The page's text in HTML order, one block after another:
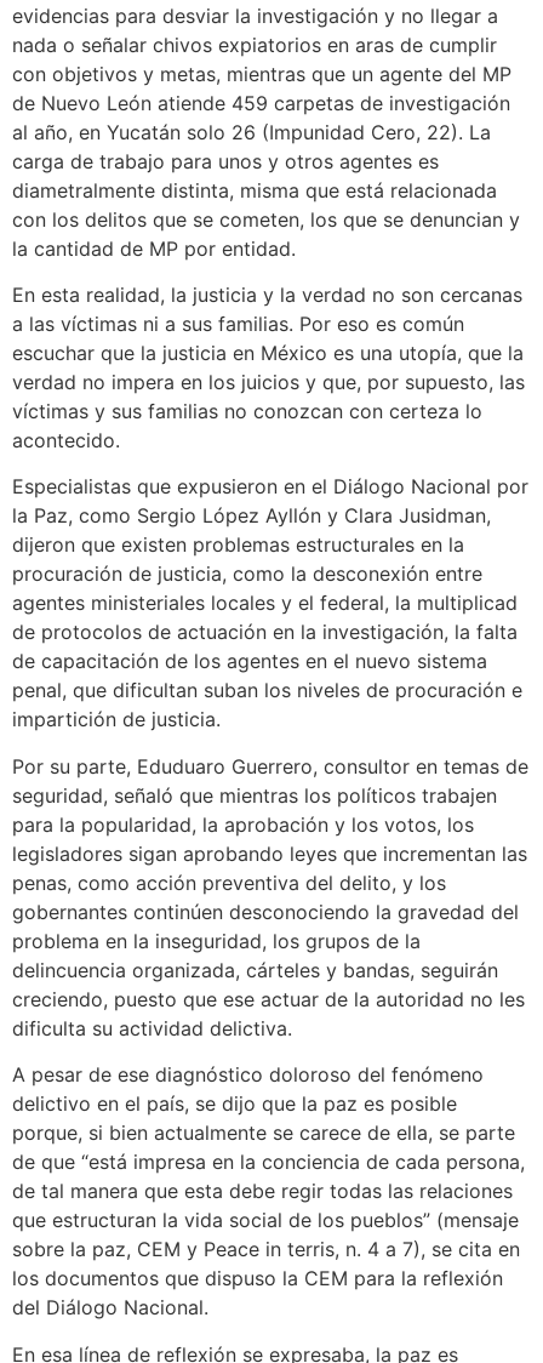
evidencias para desviar la investigación y no llegar a
nada o señalar chivos expiatorios en aras de cumplir
con objetivos y metas, mientras que un agente del MP
de Nuevo León atiende 459 carpetas de investigación
al año, en Yucatán solo 26 (Impunidad Cero, 22). La
carga de trabajo para unos y otros agentes es
diametralmente distinta, misma que está relacionada
con los delitos que se cometen, los que se denuncian y
la cantidad de MP por entidad.
En esta realidad, la justicia y la verdad no son cercanas
a las víctimas ni a sus familias. Por eso es común
escuchar que la justicia en México es una utopía, que la
verdad no impera en los juicios y que, por supuesto, las
víctimas y sus familias no conozcan con certeza lo
acontecido.
Especialistas que expusieron en el Diálogo Nacional por
la Paz, como Sergio López Ayllón y Clara Jusidman,
dijeron que existen problemas estructurales en la
procuración de justicia, como la desconexión entre
agentes ministeriales locales y el federal, la multiplicad
de protocolos de actuación en la investigación, la falta
de capacitación de los agentes en el nuevo sistema
penal, que dificultan suban los niveles de procuración e
impartición de justicia.
Por su parte, Eduduaro Guerrero, consultor en temas de
seguridad, señaló que mientras los políticos trabajen
para la popularidad, la aprobación y los votos, los
legisladores sigan aprobando leyes que incrementan las
penas, como acción preventiva del delito, y los
gobernantes continúen desconociendo la gravedad del
problema en la inseguridad, los grupos de la
delincuencia organizada, cárteles y bandas, seguirán
creciendo, puesto que ese actuar de la autoridad no les
dificulta su actividad delictiva.
A pesar de ese diagnóstico doloroso del fenómeno
delictivo en el país, se dijo que la paz es posible
porque, si bien actualmente se carece de ella, se parte
de que “está impresa en la conciencia de cada persona,
de tal manera que esta debe regir todas las relaciones
que estructuran la vida social de los pueblos” (mensaje
sobre la paz, CEM y Peace in terris, n. 4 a 7), se cita en
los documentos que dispuso la CEM para la reflexión
del Diálogo Nacional.
En esa línea de reflexión se expresaba, la paz es